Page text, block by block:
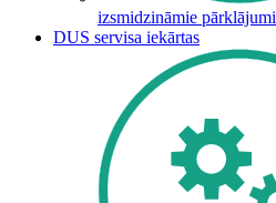
izsmidzināmie pārklājumi
DUS servisa iekārtas